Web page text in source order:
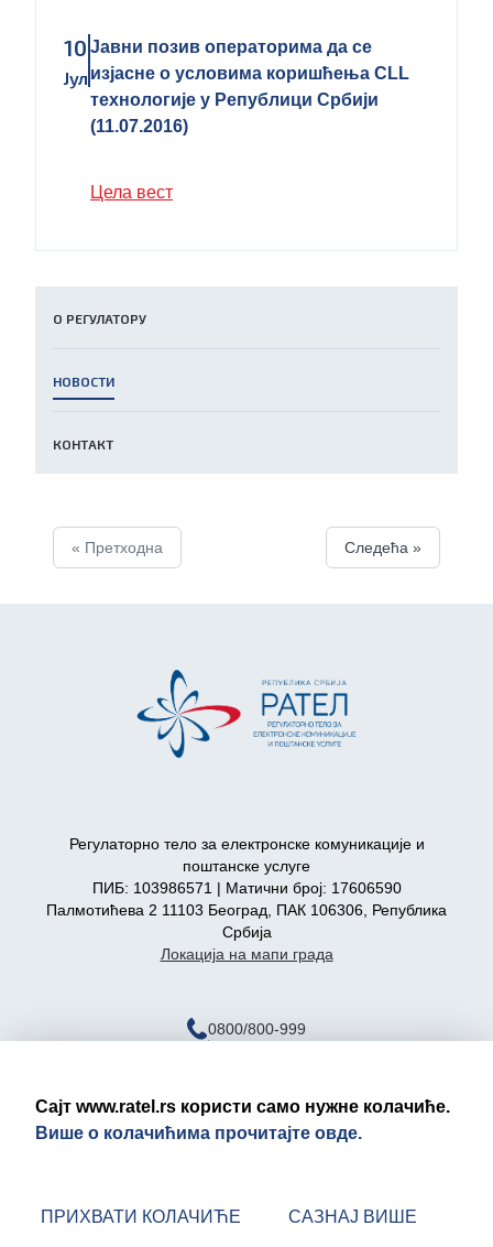
О РЕГУЛАТОРУ
НОВОСТИ
КОНТАКТ
10
Јул
Јавни позив операторима да се
изјасне о условима коришћења CLL
технологије у Републици Србији
(11.07.2016)
Цела вест
« Претходна Следећа »
Регулаторно тело за електронске комуникације и
поштанске услуге
ПИБ: 103986571 | Матични број: 17606590
Палмотићева 2 11103 Београд, ПАК 106306, Република
Србија
Локација на мапи града
0800/800-999
Правно обавештење Политика приватности
Сајт www.ratel.rs користи само нужне колачиће.
Више о колачићима прочитајте овде.
ПРИХВАТИ КОЛАЧИЋЕ САЗНАЈ ВИШЕ